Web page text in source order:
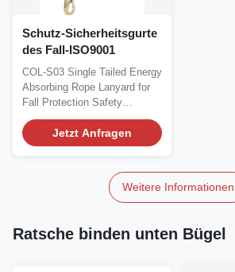
Schutz-Sicherheitsgurte
des Fall-ISO9001
COL-S03 Single Tailed Energy
Absorbing Rope Lanyard for
Fall Protection Safety
Harness Product...
Jetzt Anfragen
Weitere Informationen
Ratsche binden unten Bügel